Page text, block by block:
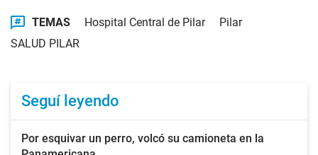
TEMAS Hospital Central de Pilar
Pilar
SALUD PILAR
Seguí leyendo
Por esquivar un perro, volcó su camioneta en la